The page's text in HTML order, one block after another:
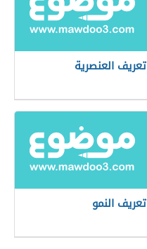
تعريف العنصرية
تعريف النمو